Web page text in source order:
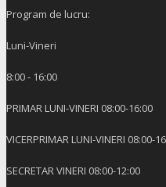
Program de lucru:
Luni-Vineri
8:00 - 16:00
PRIMAR LUNI-VINERI 08:00-16:00
VICERPRIMAR LUNI-VINERI 08:00-
SECRETAR VINERI 08:00-12:00